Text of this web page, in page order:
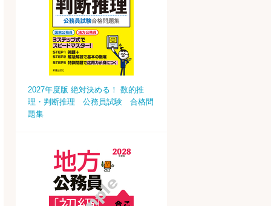
2027年度版 絶対決める！ 数的推
理・判断推理 公務員試験 合格問
題集